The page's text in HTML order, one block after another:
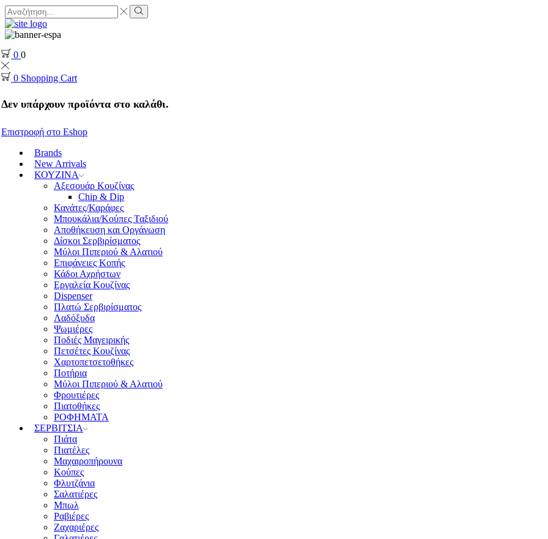
Search
input
Search
0 0
0 Shopping Cart
Δεν υπάρχουν προϊόντα στο καλάθι.
Επιστροφή στο Eshop
Brands
New Arrivals
ΚΟΥΖΙΝΑ
Αξεσουάρ Κουζίνας
Chip & Dip
Κανάτες/Καράφες
Μπουκάλια/Κούπες Ταξιδιού
Αποθήκευση και Οργάνωση
Δίσκοι Σερβιρίσματος
Μύλοι Πιπεριού & Αλατιού
Επιφάνειες Κοπής
Κάδοι Αχρήστων
Εργαλεία Κουζίνας
Dispenser
Πλατώ Σερβιρίσματος
Λαδόξυδα
Ψωμιέρες
Ποδιές Μαγειρικής
Πετσέτες Κουζίνας
Χαρτοπετσετοθήκες
Ποτήρια
Μύλοι Πιπεριού & Αλατιού
Φρουτιέρες
Πιατοθήκες
ΡΟΦΗΜΑΤΑ
ΣΕΡΒΙΤΣΙΑ
Πιάτα
Πιατέλες
Μαχαιροπήρουνα
Κούπες
Φλυτζάνια
Σαλατιέρες
Μπωλ
Ραβιέρες
Ζαχαριέρες